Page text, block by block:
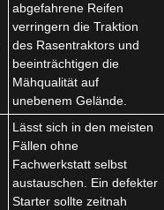
abgefahrene Reifen
verringern die Traktion
des Rasentraktors und
beeinträchtigen die
Mähqualität auf
unebenem Gelände.
Lässt sich in den meisten
Fällen ohne
Fachwerkstatt selbst
austauschen. Ein defekter
Starter sollte zeitnah